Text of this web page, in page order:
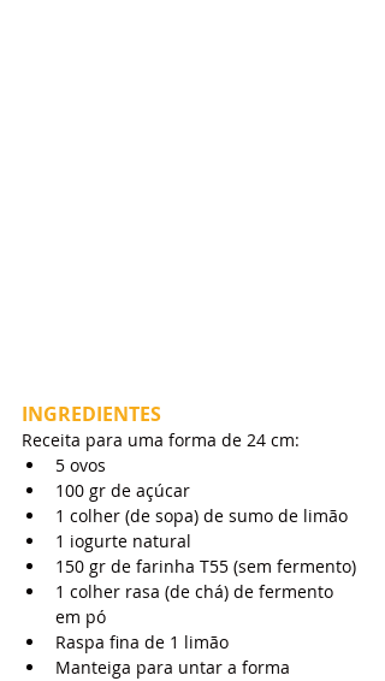
INGREDIENTES
Receita para uma forma de 24 cm:
5 ovos
100 gr de açúcar
1 colher (de sopa) de sumo de limão
1 iogurte natural
150 gr de farinha T55 (sem fermento)
1 colher rasa (de chá) de fermento
em pó
Raspa fina de 1 limão
Manteiga para untar a forma